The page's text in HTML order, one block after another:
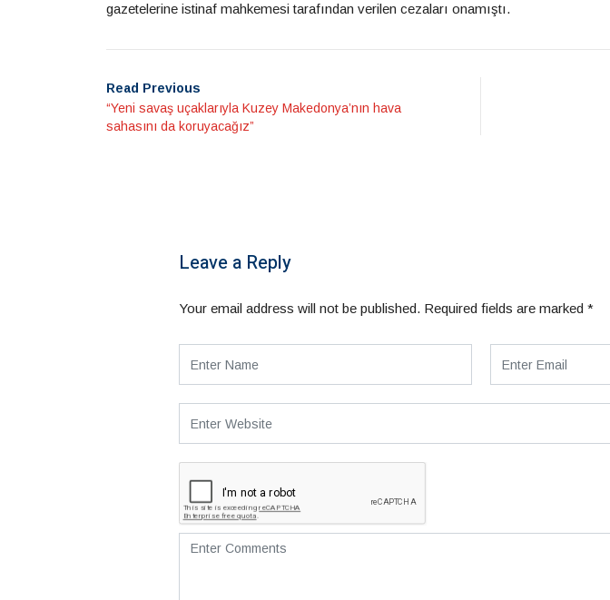
gazetelerine istinaf mahkemesi tarafından verilen cezaları onamıştı.
Read Previous
“Yeni savaş uçaklarıyla Kuzey Makedonya’nın hava
sahasını da koruyacağız”
Leave a Reply
Your email address will not be published. Required fields are marked *